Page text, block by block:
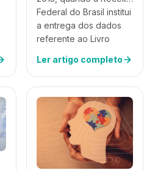
Federal do Brasil institui
a entrega dos dados
referente ao Livro
da Produção e do…
Ler artigo completo